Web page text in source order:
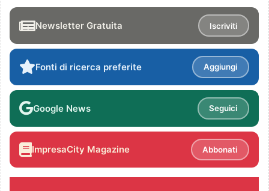
Newsletter Gratuita Iscriviti
Fonti di ricerca preferite Aggiungi
Google News Seguici
ImpresaCity Magazine Abbonati